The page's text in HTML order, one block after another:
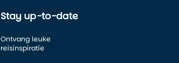
Stay up-to-date
Ontvang leuke
reisinspiratie